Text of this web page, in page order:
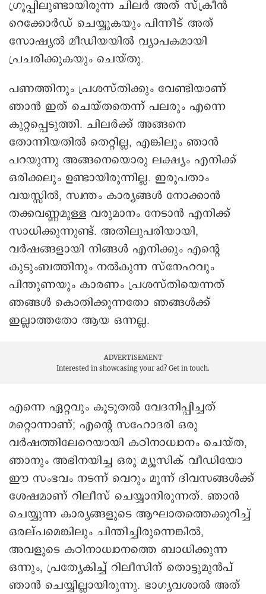
ഗ്രൂപ്പിലുണ്ടായിരുന്ന ചിലർ അത് സ്ക്രീൻ
റെക്കോർഡ് ചെയ്യുകയും പിന്നീട് അത്
സോഷ്യൽ മീഡിയയിൽ വ്യാപകമായി
പ്രചരിക്കുകയും ചെയ്തു.
പണത്തിനും പ്രശസ്തിക്കും വേണ്ടിയാണ്
ഞാൻ ഇത് ചെയ്തതെന്ന് പലരും എന്നെ
കുറ്റപ്പെടുത്തി. ചിലർക്ക് അങ്ങനെ
തോന്നിയതിൽ തെറ്റില്ല, എങ്കിലും ഞാൻ
പറയുന്നു അങ്ങനെയൊരു ലക്ഷ്യം എനിക്ക്
ഒരിക്കലും ഉണ്ടായിരുന്നില്ല. ഇരുപതാം
വയസ്സിൽ, സ്വന്തം കാര്യങ്ങൾ നോക്കാൻ
തക്കവണ്ണമുള്ള വരുമാനം നേടാൻ എനിക്ക്
സാധിക്കുന്നുണ്ട്. അതിലുപരിയായി,
വർഷങ്ങളായി നിങ്ങൾ എനിക്കും എന്റെ
കുടുംബത്തിനും നൽകുന്ന സ്നേഹവും
പിന്തുണയും കാരണം പ്രശസ്തിയെന്നത്
ഞങ്ങൾ കൊതിക്കുന്നതോ ഞങ്ങൾക്ക്
ഇല്ലാത്തതോ ആയ ഒന്നല്ല.
ADVERTISEMENT
Interested in showcasing your ad? Get in touch.
എന്നെ ഏറ്റവും കൂടുതൽ വേദനിപ്പിച്ചത്
മറ്റൊന്നാണ്; എന്റെ സഹോദരി ഒരു
വർഷത്തിലേറെയായി കഠിനാധ്വാനം ചെയ്ത,
ഞാനും അഭിനയിച്ച ഒരു മ്യൂസിക് വീഡിയോ
ഈ സംഭവം നടന്ന് വെറും മൂന്ന് ദിവസങ്ങൾക്ക്
ശേഷമാണ് റിലീസ് ചെയ്യാനിരുന്നത്. ഞാൻ
ചെയ്യുന്ന കാര്യങ്ങളുടെ ആഘാതത്തെക്കുറിച്ച്
ഒരല്പമെങ്കിലും ചിന്തിച്ചിരുന്നെങ്കിൽ,
അവളുടെ കഠിനാധ്വാനത്തെ ബാധിക്കുന്ന
ഒന്നും, പ്രത്യേകിച്ച് റിലീസിന് തൊട്ടുമുൻപ്
ഞാൻ ചെയ്യില്ലായിരുന്നു. ഭാഗ്യവശാൽ അത്